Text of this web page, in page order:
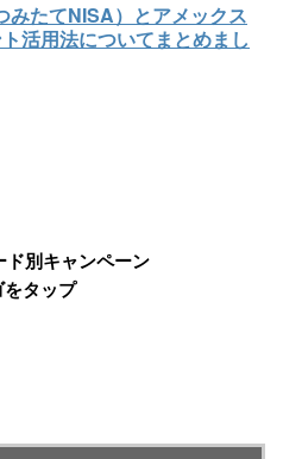
みたてNISA）とアメックス
活用法についてまとめまし
別キャンペーン
タップ